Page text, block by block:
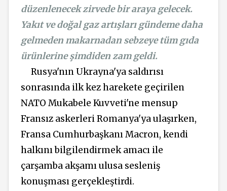
düzenlenecek zirvede bir araya gelecek.
Yakıt ve doğal gaz artışları gündeme daha
gelmeden makarnadan sebzeye tüm gıda
ürünlerine şimdiden zam geldi.
Rusya'nın Ukrayna'ya saldırısı
sonrasında ilk kez harekete geçirilen
NATO Mukabele Kuvveti'ne mensup
Fransız askerleri Romanya'ya ulaşırken,
Fransa Cumhurbaşkanı Macron, kendi
halkını bilgilendirmek amacı ile
çarşamba akşamı ulusa sesleniş
konuşması gerçekleştirdi.